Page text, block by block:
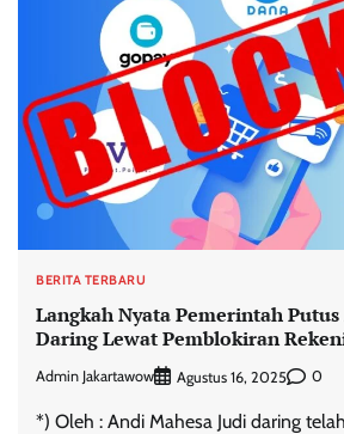
BERITA TERBARU
Langkah Nyata Pemerintah
Daring Lewat Pemblokiran
Admin Jakartawow Agustus 16, 2025 0
*) Oleh : Andi Mahesa Judi daring